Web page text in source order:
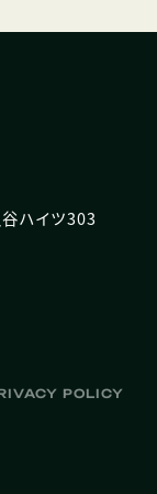
ハイツ303
POLICY